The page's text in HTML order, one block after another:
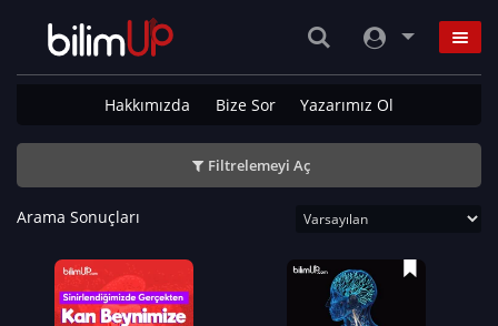
Hakkımızda Bize Sor Yazarımız Ol
Filtrelemeyi Aç
Arama Sonuçları